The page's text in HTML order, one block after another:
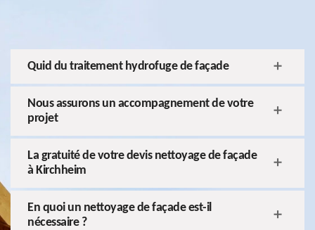
Quid du traitement hydrofuge de façade
Nous assurons un accompagnement de votre
projet
La gratuité de votre devis nettoyage de façade
à Kirchheim
En quoi un nettoyage de façade est-il
nécessaire ?